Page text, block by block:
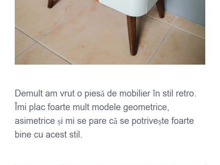
Demult am vrut o piesă de mobilier în stil retro.
Îmi plac foarte mult modele geometrice,
asimetrice și mi se pare că se potrivește foarte
bine cu acest stil.